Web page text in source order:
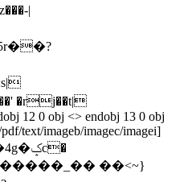
�rj��t|
12 0 obj <> endobj 13 0 obj
text/imageb/imagec/imagei]